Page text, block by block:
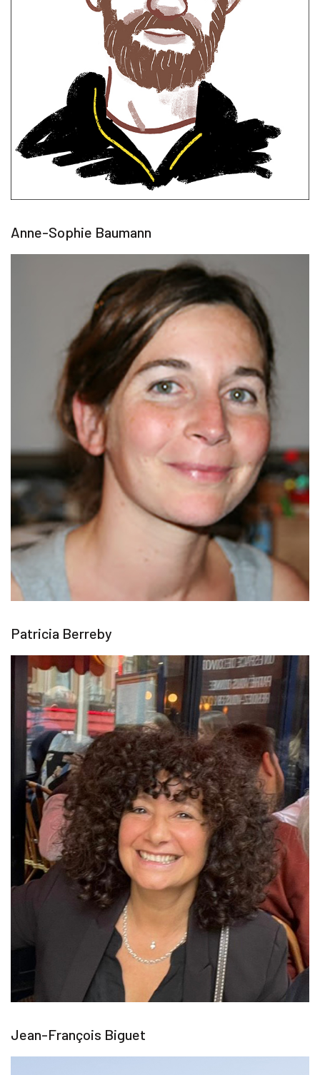
Anne-Sophie Baumann
Patricia Berreby
Jean-François Biguet